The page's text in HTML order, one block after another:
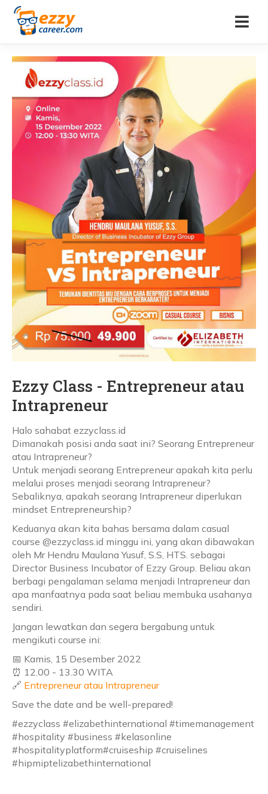
Ezzy Class - Entrepreneur atau
Intrapreneur
Halo sahabat ezzyclass.id
Dimanakah posisi anda saat ini? Seorang Entrepreneur
atau Intrapreneur?
Untuk menjadi seorang Entrepreneur apakah kita perlu
melalui proses menjadi seorang Intrapreneur?
Sebaliknya, apakah seorang Intrapreneur diperlukan
mindset Entrepreneurship?
Keduanya akan kita bahas bersama dalam casual
course @ezzyclass.id minggu ini, yang akan dibawakan
oleh Mr Hendru Maulana Yusuf, S.S, HTS. sebagai
Director Business Incubator of Ezzy Group. Beliau akan
berbagi pengalaman selama menjadi Intrapreneur dan
apa manfaatnya pada saat beliau membuka usahanya
sendiri.
Jangan lewatkan dan segera bergabung untuk
mengikuti course ini:
📅 Kamis, 15 Desember 2022
⏰ 12.00 - 13.30 WITA
🔗 Entrepreneur atau Intrapreneur
Save the date and be well-prepared!
#ezzyclass #elizabethinternational #timemanagement
#hospitality #business #kelasonline
#hospitalityplatform#cruiseship #cruiselines
#hipmiptelizabethinternational